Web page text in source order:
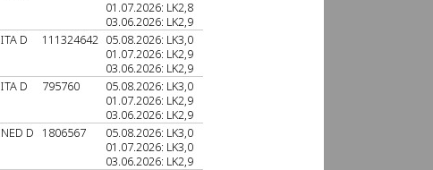
01.07.2026: LK2,8
03.06.2026: LK2,9
ITA D 111324642 05.08.2026: LK3,0
01.07.2026: LK2,9
03.06.2026: LK2,9
ITA D 795760
05.08.2026: LK3,0
01.07.2026: LK2,9
03.06.2026: LK2,9
NED D 1806567
05.08.2026: LK3,0
01.07.2026: LK3,0
03.06.2026: LK2,9